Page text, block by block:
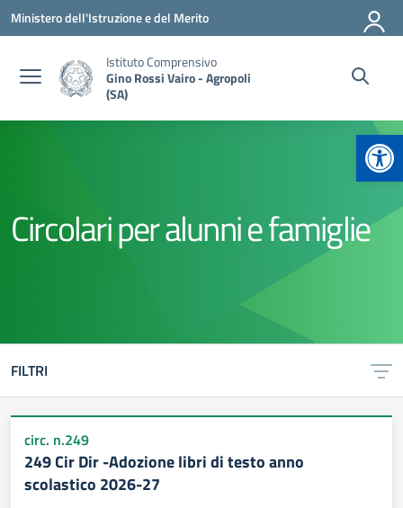
Vai ai contenuti
Vai al menu di navigazione
Vai al footer
Ministero dell'Istruzione e del Merito
Istituto Comprensivo
Gino Rossi Vairo - Agropoli
(SA)
Circolari per alunni e famiglie
FILTRI
circ. n.249
249 Cir Dir -Adozione libri di testo anno
scolastico 2026-27